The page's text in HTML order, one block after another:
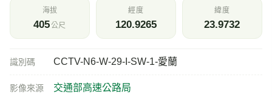
海拔
405公尺
經度
120.9265
緯度
23.9732
識別碼 CCTV-N6-W-29-I-SW-1-愛蘭
影像來源 交通部高速公路局